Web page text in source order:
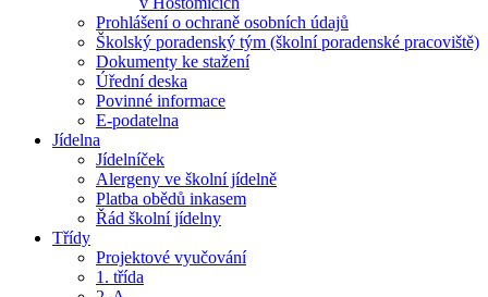
Prohlášení o ochraně osobních údajů
Školský poradenský tým (školní poradenské pracoviště)
Dokumenty ke stažení
Úřední deska
Povinné informace
E-podatelna
Jídelna
Jídelníček
Alergeny ve školní jídelně
Platba obědů inkasem
Řád školní jídelny
Třídy
Projektové vyučování
1. třída